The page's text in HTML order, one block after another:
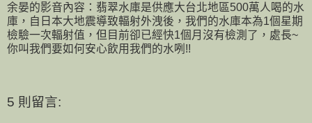
余晏的影音內容：翡翠水庫是供應大台北地區500萬人喝的水
庫，自日本大地震導致輻射外洩後，我們的水庫本為1個星期
檢驗一次輻射值，但目前卻已經快1個月沒有檢測了，處長~
你叫我們要如何安心飲用我們的水咧!!
5 則留言: